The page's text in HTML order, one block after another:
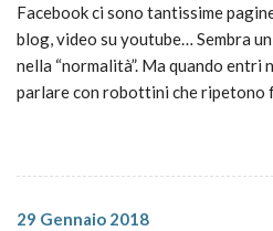
Facebook ci sono tantissime
blog, video su youtube… Sembra
nella “normalità”. Ma quando entri
parlare con robottini che
29 Gennaio 2018